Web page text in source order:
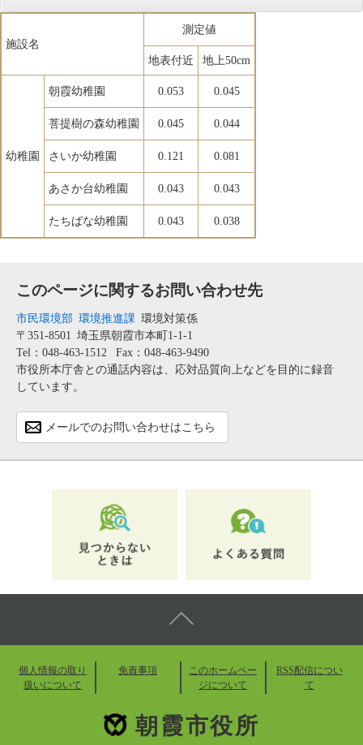
施設名
測定値
地表付近 地上50cm
幼稚園
朝霞幼稚園 0.053 0.045
菩提樹の森幼稚園 0.045 0.044
さいか幼稚園 0.121 0.081
あさか台幼稚園 0.043 0.043
たちばな幼稚園 0.043 0.038
このページに関するお問い合わせ先
市民環境部 環境推進課 環境対策係
〒351-8501 埼玉県朝霞市本町1-1-1
Tel：048-463-1512
Fax：048-463-9490
市役所本庁舎との通話内容は、応対品質向上などを目的に録音
しています。
メールでのお問い合わせはこちら
個人情報の取り
扱いについて
免責事項
このホームペー
ジについて
RSS配信につい
て
朝霞市役所